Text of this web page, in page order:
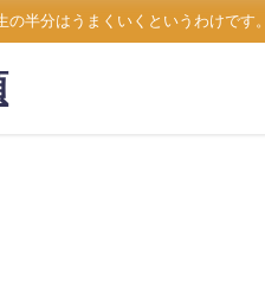
半分はうまくいくというわけです。